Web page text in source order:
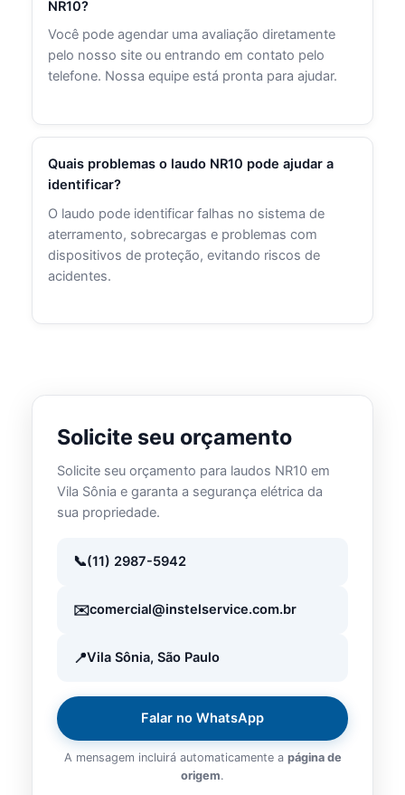
NR10?
Você pode agendar uma avaliação diretamente
pelo nosso site ou entrando em contato pelo
telefone. Nossa equipe está pronta para ajudar.
Quais problemas o laudo NR10 pode ajudar a
identificar?
O laudo pode identificar falhas no sistema de
aterramento, sobrecargas e problemas com
dispositivos de proteção, evitando riscos de
acidentes.
Solicite seu orçamento
Solicite seu orçamento para laudos NR10 em
Vila Sônia e garanta a segurança elétrica da
sua propriedade.
(11) 2987-5942
comercial@instelservice.com.br
Vila Sônia, São Paulo
Falar no WhatsApp
A mensagem incluirá automaticamente a página de
origem.